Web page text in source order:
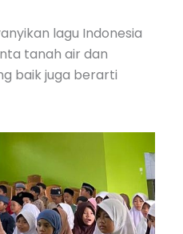
lagu Indonesia
tanah air dan
baik juga berarti